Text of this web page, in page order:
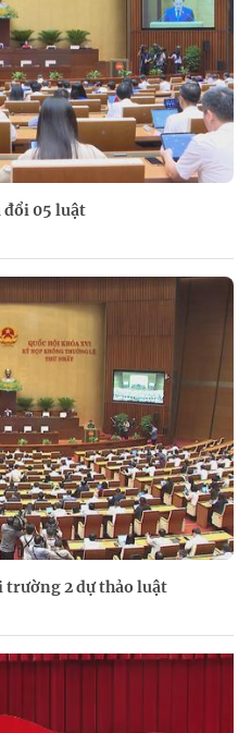
đổi 05 luật
trường 2 dự thảo luật